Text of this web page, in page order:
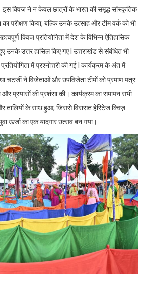
इस क्विज़ ने न केवल छात्रों के भारत की समृद्ध सांस्कृतिक
का परीक्षण किया, बल्कि उनके उत्साह और टीम वर्क को भी
क्विज प्रतियोगिता में देश के विभिन्न ऐतिहासिक
उनके उत्तर हासिल किए गए I उत्तराखंड से संबंधित भी
में प्रश्नोत्तरी की गई I कार्यक्रम के अंत में
चटर्जी ने विजेताओं और उपविजेता टीमों को प्रमाण पत्र
प्रयासों की प्रशंसा की। कार्यक्रम का समापन सभी
तालियों के साथ हुआ, जिससे विरासत हेरिटेज क्विज़
ऊर्जा का एक यादगार उत्सव बन गया।